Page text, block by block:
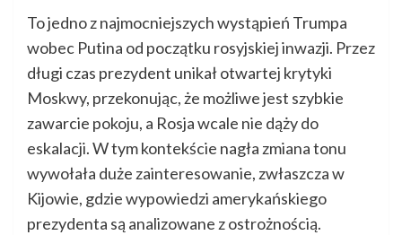
To jedno z najmocniejszych wystąpień Trumpa
wobec Putina od początku rosyjskiej inwazji. Przez
długi czas prezydent unikał otwartej krytyki
Moskwy, przekonując, że możliwe jest szybkie
zawarcie pokoju, a Rosja wcale nie dąży do
eskalacji. W tym kontekście nagła zmiana tonu
wywołała duże zainteresowanie, zwłaszcza w
Kijowie, gdzie wypowiedzi amerykańskiego
prezydenta są analizowane z ostrożnością.